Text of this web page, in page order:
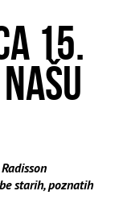
15.
starih, poznatih